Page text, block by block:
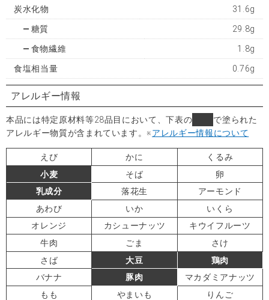
炭水化物 31.6g
糖質 29.8g
食物繊維 1.8g
食塩相当量 0.76g
アレルギー情報
本品には特定原材料等28品目において、下表の
で塗られた
アレルギー物質が含まれています。※アレルギー情報について
えび かに
くるみ
小麦
そば
卵
乳成分
落花生
アーモンド
あわび
いか
いくら
オレンジ
カシューナッツ
キウイフルーツ
牛肉
ごま
さけ
さば
大豆
鶏肉
バナナ
豚肉
マカダミアナッツ
もも
やまいも
りんご